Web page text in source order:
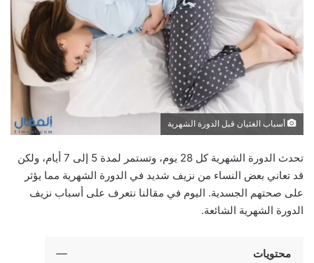
أسباب الغثيان قبل الدورة الشهرية
تحدث الدورة الشهرية كل 28 يوم، وتستمر لمدة 5 إلى 7 أيام، ولكن
قد تعاني بعض النساء من نزيف شديد في الدورة الشهرية مما يؤثر
على صحتهم الجسدية. اليوم في مقالنا نتعرف على أسباب نزيف
الدورة الشهرية الشائعة.
محتويات